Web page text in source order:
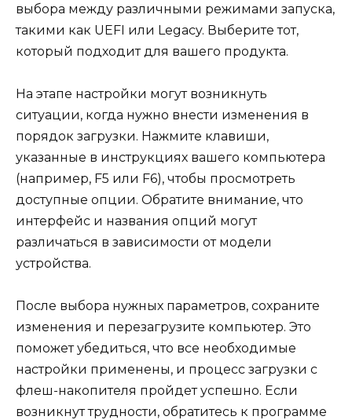
выбора между различными режимами запуска,
такими как UEFI или Legacy. Выберите тот,
который подходит для вашего продукта.
На этапе настройки могут возникнуть
ситуации, когда нужно внести изменения в
порядок загрузки. Нажмите клавиши,
указанные в инструкциях вашего компьютера
(например, F5 или F6), чтобы просмотреть
доступные опции. Обратите внимание, что
интерфейс и названия опций могут
различаться в зависимости от модели
устройства.
После выбора нужных параметров, сохраните
изменения и перезагрузите компьютер. Это
поможет убедиться, что все необходимые
настройки применены, и процесс загрузки с
флеш-накопителя пройдет успешно. Если
возникнут трудности, обратитесь к программе